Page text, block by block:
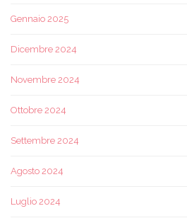
Gennaio 2025
Dicembre 2024
Novembre 2024
Ottobre 2024
Settembre 2024
Agosto 2024
Luglio 2024